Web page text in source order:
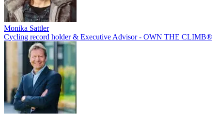
Monika Sattler
Cycling record holder & Executive Advisor - OWN THE CLIMB®